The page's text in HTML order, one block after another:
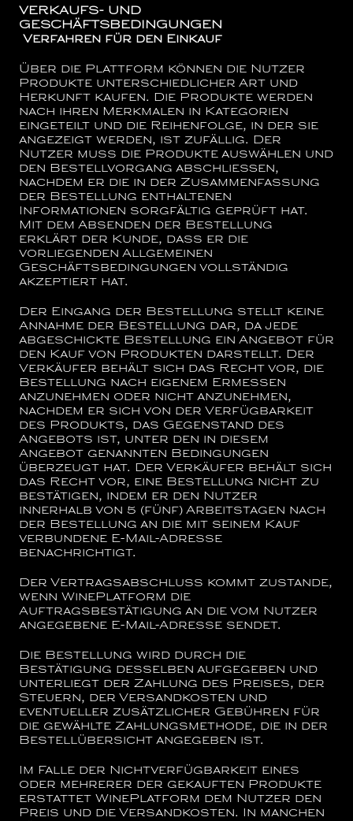
VERKAUFS- UND
GESCHÄFTSBEDINGUNGEN
Verfahren für den Einkauf
Über die Plattform können die Nutzer
Produkte unterschiedlicher Art und
Herkunft kaufen. Die Produkte werden
nach ihren Merkmalen in Kategorien
eingeteilt und die Reihenfolge, in der sie
angezeigt werden, ist zufällig. Der
Nutzer muss die Produkte auswählen und
den Bestellvorgang abschließen,
nachdem er die in der Zusammenfassung
der Bestellung enthaltenen
Informationen sorgfältig geprüft hat.
Mit dem Absenden der Bestellung
erklärt der Kunde, dass er die
vorliegenden Allgemeinen
Geschäftsbedingungen vollständig
akzeptiert hat.
Der Eingang der Bestellung stellt keine
Annahme der Bestellung dar, da jede
abgeschickte Bestellung ein Angebot für
den Kauf von Produkten darstellt. Der
Verkäufer behält sich das Recht vor, die
Bestellung nach eigenem Ermessen
anzunehmen oder nicht anzunehmen,
nachdem er sich von der Verfügbarkeit
des Produkts, das Gegenstand des
Angebots ist, unter den in diesem
Angebot genannten Bedingungen
überzeugt hat. Der Verkäufer behält sich
das Recht vor, eine Bestellung nicht zu
bestätigen, indem er den Nutzer
innerhalb von 5 (fünf) Arbeitstagen nach
der Bestellung an die mit seinem Kauf
verbundene E-Mail-Adresse
benachrichtigt.
Der Vertragsabschluss kommt zustande,
wenn WinePlatform die
Auftragsbestätigung an die vom Nutzer
angegebene E-Mail-Adresse sendet.
Die Bestellung wird durch die
Bestätigung desselben aufgegeben und
unterliegt der Zahlung des Preises, der
Steuern, der Versandkosten und
eventueller zusätzlicher Gebühren für
die gewählte Zahlungsmethode, die in der
Bestellübersicht angegeben ist.
Im Falle der Nichtverfügbarkeit eines
oder mehrerer der gekauften Produkte
erstattet WinePlatform dem Nutzer den
Preis und die Versandkosten. In manchen